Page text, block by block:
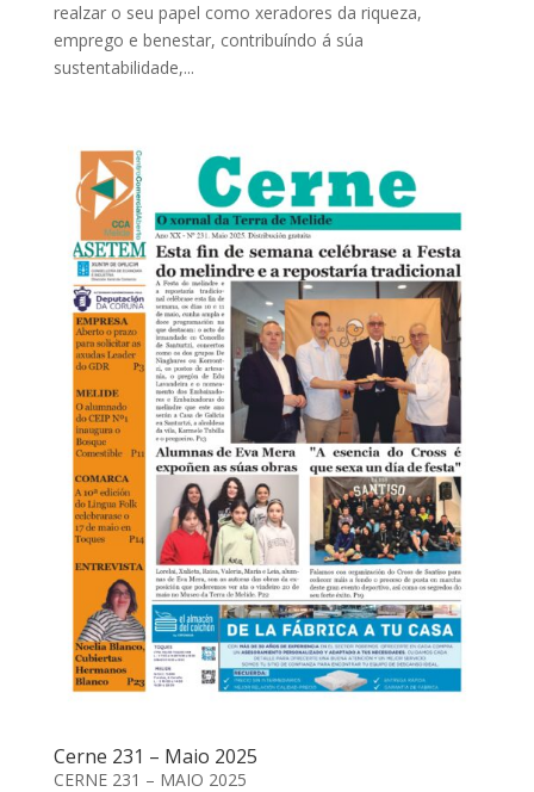
realzar o seu papel como xeradores da riqueza,
emprego e benestar, contribuíndo á súa
sustentabilidade,...
Cerne 231 – Maio 2025
CERNE 231 – MAIO 2025